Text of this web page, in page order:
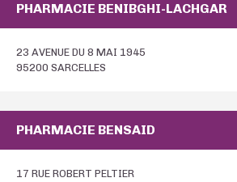
PHARMACIE BENIBGHI-LACHGAR
23 AVENUE DU 8 MAI 1945
95200 SARCELLES
PHARMACIE BENSAID
17 RUE ROBERT PELTIER